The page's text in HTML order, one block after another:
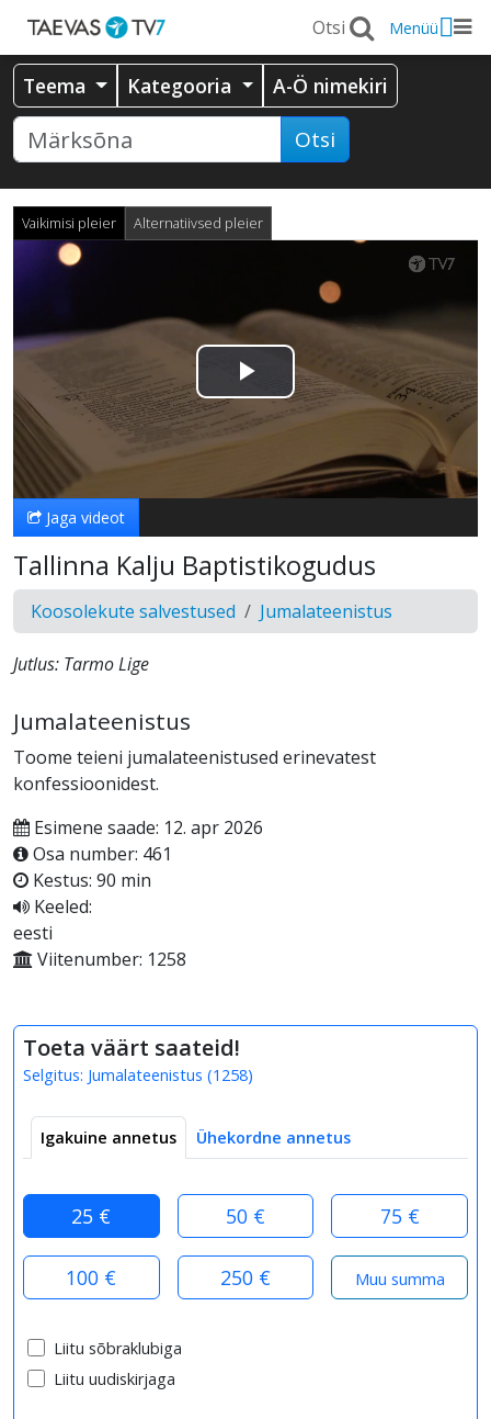
Menüü
Teema Kategooria A-Ö nimekiri
Otsi
Vaikimisi pleier Alternatiivsed pleier
Esita
Jaga videot
Tallinna Kalju Baptistikogudus
Koosolekute salvestused Jumalateenistus
Jutlus: Tarmo Lige
Jumalateenistus
Toome teieni jumalateenistused erinevatest
konfessioonidest.
Esimene saade: 12. apr 2026
Osa number: 461
Kestus: 90 min
Keeled:
eesti
Viitenumber: 1258
Toeta väärt saateid!
Selgitus: Jumalateenistus (1258)
Igakuine annetus Ühekordne annetus
25 € 50 € 75 €
100 € 250 €
Liitu sõbraklubiga
Liitu uudiskirjaga